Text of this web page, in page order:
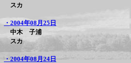
スカ
・2004年08月25日
中木 子浦
スカ
・2004年08月24日